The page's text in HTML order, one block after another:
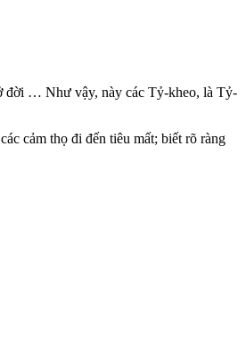
đời … Như vậy, này các Tỷ-kheo, là Tỷ-
cảm thọ đi đến tiêu mất; biết rõ ràng